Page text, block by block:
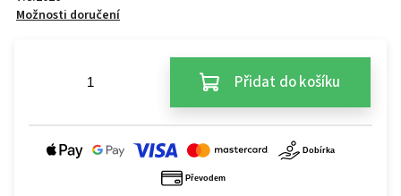
Možnosti doručení
Přidat do košíku